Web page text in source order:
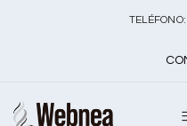
TELÉFONO: